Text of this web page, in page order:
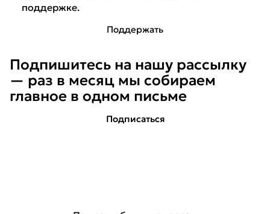
Подпишитесь на нашу рассылку
— раз в месяц мы собираем
главное в одном письме
Подписаться
поддержке.
Поддержать